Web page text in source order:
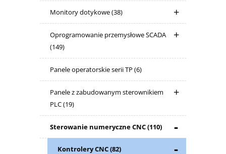
Monitory dotykowe(38)
Oprogramowanie przemysłowe SCADA
(149)
Panele operatorskie serii TP (6)
Panele z zabudowanym sterownikiem
PLC(19)
Sterowanie numeryczne CNC(110)
Kontrolery CNC(82)